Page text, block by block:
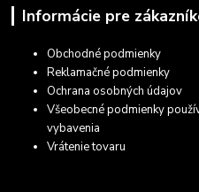
Informácie pre
Obchodné podmienky
Reklamačné podmienky
Ochrana osobných údajov
Všeobecné podmienky
vybavenia
Vrátenie tovaru